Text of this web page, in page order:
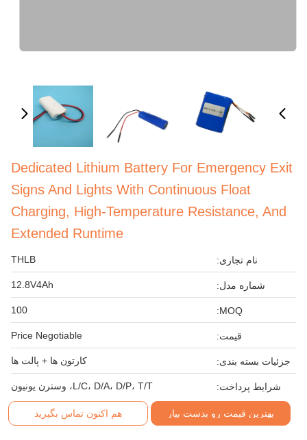
Dedicated Lithium Battery For Emergency Exit
Signs And Lights With Continuous Float
Charging, High-Temperature Resistance, And
Extended Runtime
نام تجاری: THLB
شماره مدل: 12.8V4Ah
MOQ:
100
قیمت: Price Negotiable
جزئیات بسته بندی: کارتون ها + پالت ها
شرایط پرداخت: L/C، D/A، D/P، T/T، وسترن یونیون
بهترین قیمت رو بدست بیار هم اکنون تماس بگیرید